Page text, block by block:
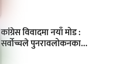
कांग्रेस विवादमा नयाँ मोड :
सर्वोच्चले पुनरावलोकनका…